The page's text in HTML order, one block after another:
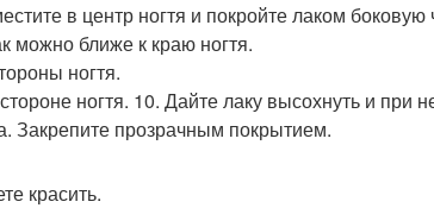
в центр ногтя и покройте лаком боковую
можно ближе к краю ногтя.
ногтя.
ногтя. 10. Дайте лаку высохнуть и при
Закрепите прозрачным покрытием.
красить.